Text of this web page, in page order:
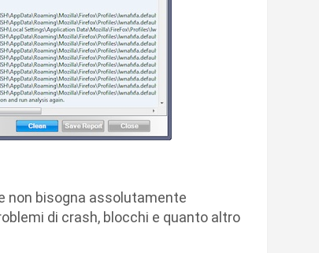
non bisogna assolutamente
di crash, blocchi e quanto altro